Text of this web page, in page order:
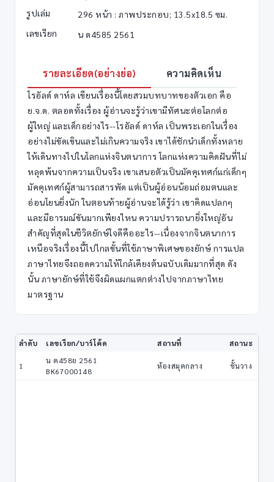
รูปเล่ม
296 หน้า : ภาพประกอบ; 13.5x18.5 ซม.
เลขเรียก
น ด4585 2561
รายละเอียด(อย่างย่อ) ความคิดเห็น
โรอัลด์ ดาห์ล เขียนเรื่องนี้โดยสวมบทบาทของตัวเอก คือ
ย.จ.ด. ตลอดทั้งเรื่อง ผู้อ่านจะรู้ว่าเขามีทัศนะต่อโลกต่อ
ผู้ใหญ่ และเด็กอย่างไร--โรอัลด์ ดาห์ล เป็นพระเอกในเรื่อง
อย่างไม่ขัดเขินและไม่เกินความจริง เขาได้ชักนำเด็กทั้งหลาย
ให้เดินทางไปในโลกแห่งจินตนาการ โลกแห่งความคิดฝันที่ไม่
หลุดพ้นจากความเป็นจริง เขาเสนอตัวเป็นมัคคุเทศก์แก่เด็กๆ
มัคคุเทศก์ผู้สามารถสารพัด แต่เป็นผู้อ่อนน้อมถ่อมตนและ
อ่อนโยนยิ่งนัก ในตอนท้ายผู้อ่านจะได้รู้ว่า เขาคิดแปลกๆ
และมีอารมณ์ขันมากเพียงไหน ความปรารถนายิ่งใหญ่อัน
สำคัญที่สุดในชีวิตยักษ์ใจดีคืออะไร--เนื่องจากจินตนาการ
เหนือจริงเรื่องนี้ไปไกลขั้นที่ใช้ภาษาพิเศษของยักษ์ การแปล
ภาษาไทยจึงถอดความให้ใกล้เคียงต้นฉบับเดิมมากที่สุด ดัง
นั้น ภาษายักษ์ที่ใช้จึงผิดแผกแตกต่างไปจากภาษาไทย
มาตรฐาน
ลำดับ เลขเรียก/บาร์โค้ด สถานที่ สถานะ
1
น ด458ย 2561
BK67000148
ห้องสมุดกลาง ชั้นวาง